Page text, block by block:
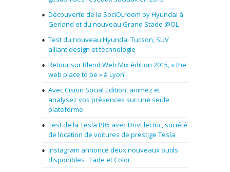
Découverte de la SociOLroom by Hyundai à
Gerland et du nouveau Grand Stade @OL
Test du nouveau Hyundai Tucson, SUV
alliant design et technologie
Retour sur Blend Web Mix édition 2015, « the
web place to be » à Lyon
Avec Cision Social Edition, animez et
analysez vos présences sur une seule
plateforme
Test de la Tesla P85 avec DrivElectric, société
de location de voitures de prestige Tesla
Instagram annonce deux nouveaux outils
disponibles : Fade et Color